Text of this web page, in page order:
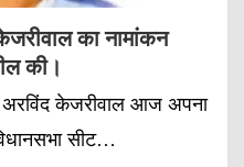
का नामांकन
की।
अरविंद केजरीवाल आज अपना
सीट…